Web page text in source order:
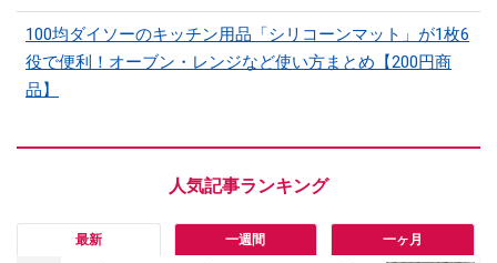
100均ダイソーのキッチン用品「シリコーンマット」​​が1枚6
役で便利！オーブン・レンジなど使い方まとめ【200円商
品】
最新 一週間 一ヶ月